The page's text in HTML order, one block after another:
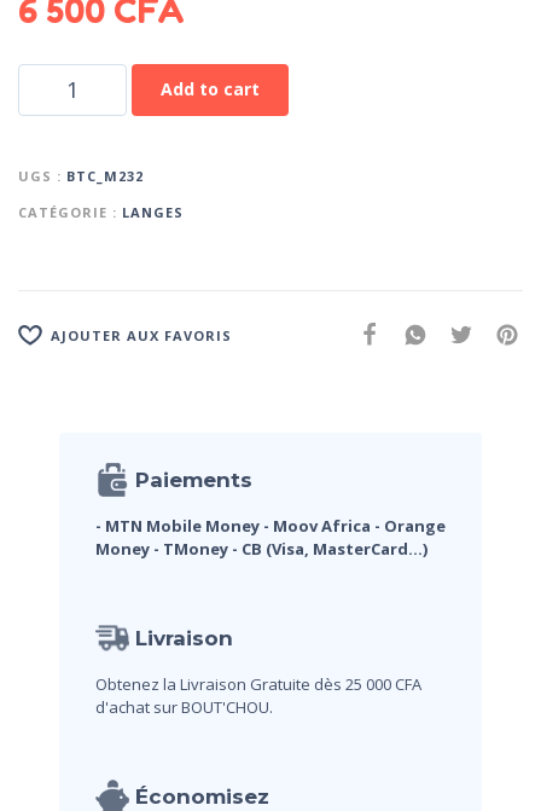
6 500 CFA
Add to cart
UGS : BTC_M232
CATÉGORIE : LANGES
AJOUTER AUX FAVORIS
Paiements
- MTN Mobile Money - Moov Africa - Orange
Money - TMoney - CB (Visa, MasterCard...)
Livraison
Obtenez la Livraison Gratuite dès 25 000 CFA
d'achat sur BOUT'CHOU.
Économisez